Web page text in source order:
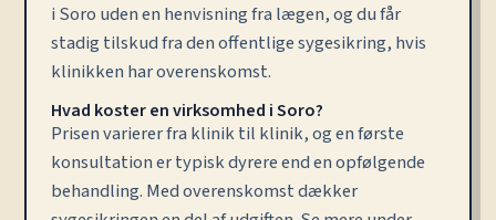
i Soro uden en henvisning fra lægen, og du får
stadig tilskud fra den offentlige sygesikring, hvis
klinikken har overenskomst.
Hvad koster en virksomhed i Soro?
Prisen varierer fra klinik til klinik, og en første
konsultation er typisk dyrere end en opfølgende
behandling. Med overenskomst dækker